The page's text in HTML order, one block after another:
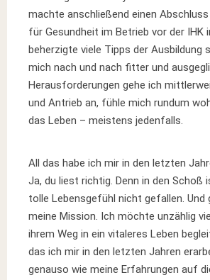
machte anschließend einen
für Gesundheit im Betrieb vor der IHK
beherzigte viele Tipps der Ausbildung
mich nach und nach fitter und
Herausforderungen gehe ich
und Antrieb an, fühle mich rundum
das Leben – meistens jedenfalls.
All das habe ich mir in den letzten
Ja, du liest richtig. Denn in den Schoß
tolle Lebensgefühl nicht gefallen. Und
meine Mission. Ich möchte unzählig
ihrem Weg in ein vitaleres Leben
das ich mir in den letzten Jahren
genauso wie meine Erfahrungen auf